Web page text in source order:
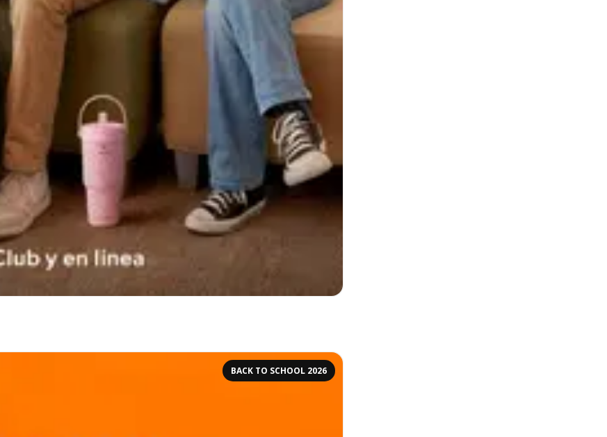
BACK TO SCHOOL 2026